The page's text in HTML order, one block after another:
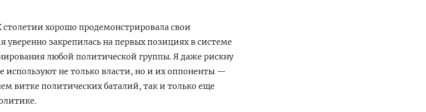
столетии хорошо продемонстрировала свои
закрепилась на первых позициях в системе
любой политической группы. Я даже рискну
используют не только власти, но и их оппоненты —
витке политических баталий, так и только еще